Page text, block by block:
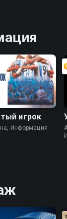
игрок
Информация